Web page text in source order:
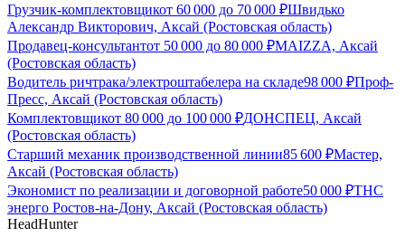
Грузчик-комплектовщикот 60 000 до 70 000 ₽Швидько
Александр Викторович, Аксай (Ростовская область)
Продавец-консультантот 50 000 до 80 000 ₽MAIZZA, Аксай
(Ростовская область)
Водитель ричтрака/электроштабелера на складе98 000 ₽Проф-
Пресс, Аксай (Ростовская область)
Комплектовщикот 80 000 до 100 000 ₽ДОНСПЕЦ, Аксай
(Ростовская область)
Старший механик производственной линии85 600 ₽Мастер,
Аксай (Ростовская область)
Экономист по реализации и договорной работе50 000 ₽ТНС
энерго Ростов-на-Дону, Аксай (Ростовская область)
HeadHunter